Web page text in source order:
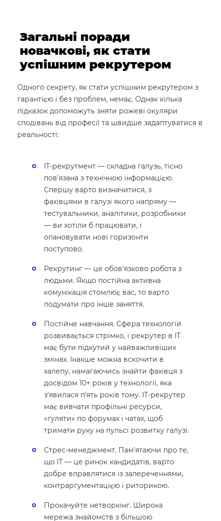
Загальні поради
новачкові, як стати
успішним рекрутером
Одного секрету, як стати успішним рекрутером з
гарантією і без проблем, немає. Однак кілька
підказок допоможуть зняти рожеві окуляри
сподівань від професії та швидше задаптуватися в
реальності:
IT-рекрутмент — складна галузь, тісно
пов’язана з технічною інформацією.
Спершу варто визначитися, з
фахівцями в галузі якого напряму —
тестувальники, аналітики, розробники
— ви хотіли б працювати, і
опановувати нові горизонти
поступово.
Рекрутинг — це обов’язково робота з
людьми. Якщо постійна активна
комунікація стомлює вас, то варто
подумати про інше заняття.
Постійне навчання. Сфера технологій
розвивається стрімко, і рекрутер в IT
має бути підкутий у найважливіших
змінах. Інакше можна вскочити в
халепу, намагаючись знайти фахівця з
досвідом 10+ років у технології, яка
з’явилася п’ять років тому. IT-рекрутер
має вивчати профільні ресурси,
«гуляти» по форумах і чатах, щоб
тримати руку на пульсі розвитку галузі.
Стрес-менеджмент. Пам’ятаючи про те,
що IT — це ринок кандидатів, варто
добре вправлятися із запереченнями,
контраргументацією і риторикою.
Прокачуйте нетворкінг. Широка
мережа знайомств з більшою